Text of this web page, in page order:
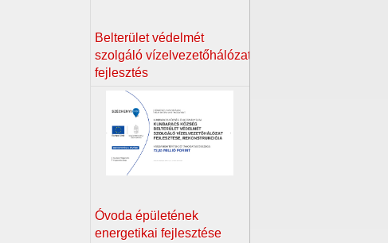
Belterület védelmét
szolgáló vízelvezetőhálózat
fejlesztés
Óvoda épületének
energetikai fejlesztése